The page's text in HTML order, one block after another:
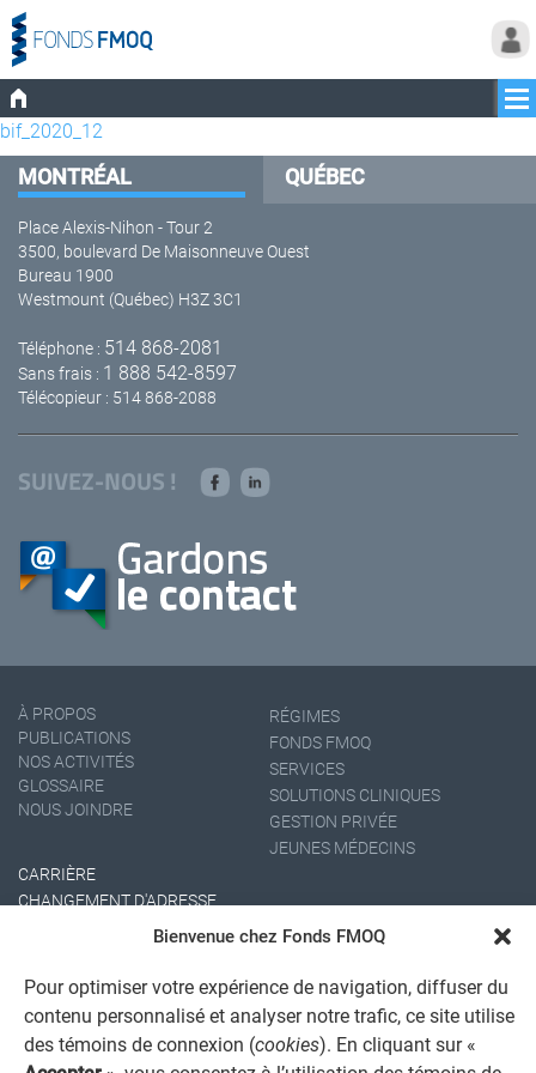
Bienvenue chez Fonds FMOQ
Pour optimiser votre expérience de navigation, diffuser du
contenu personnalisé et analyser notre trafic, ce site utilise
des témoins de connexion (cookies). En cliquant sur «
bif_2020_12
MONTRÉAL QUÉBEC
Place Alexis-Nihon - Tour 2
3500, boulevard De Maisonneuve Ouest
Bureau 1900
Westmount (Québec) H3Z 3C1
Téléphone : 514 868-2081
Sans frais : 1 888 542-8597
Télécopieur : 514 868-2088
SUIVEZ-NOUS !
À PROPOS
PUBLICATIONS
NOS ACTIVITÉS
GLOSSAIRE
NOUS JOINDRE
RÉGIMES
FONDS FMOQ
SERVICES
SOLUTIONS CLINIQUES
GESTION PRIVÉE
JEUNES MÉDECINS
CARRIÈRE
CHANGEMENT D'ADRESSE